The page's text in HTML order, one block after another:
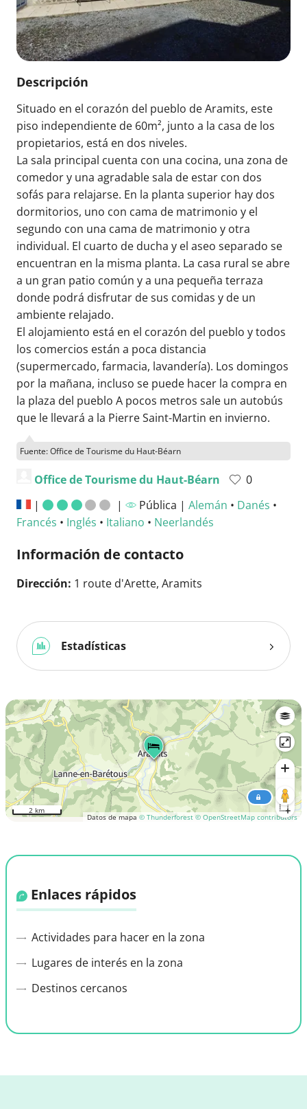
Descripción
Situado en el corazón del pueblo de Aramits, este
piso independiente de 60m², junto a la casa de los
propietarios, está en dos niveles.
La sala principal cuenta con una cocina, una zona de
comedor y una agradable sala de estar con dos
sofás para relajarse. En la planta superior hay dos
dormitorios, uno con cama de matrimonio y el
segundo con una cama de matrimonio y otra
individual. El cuarto de ducha y el aseo separado se
encuentran en la misma planta. La casa rural se abre
a un gran patio común y a una pequeña terraza
donde podrá disfrutar de sus comidas y de un
ambiente relajado.
El alojamiento está en el corazón del pueblo y todos
los comercios están a poca distancia
(supermercado, farmacia, lavandería). Los domingos
por la mañana, incluso se puede hacer la compra en
la plaza del pueblo A pocos metros sale un autobús
que le llevará a la Pierre Saint-Martin en invierno.
Fuente: Office de Tourisme du Haut-Béarn
Office de Tourisme du Haut-Béarn
0
|
| Pública | Alemán • Danés •
Francés • Inglés • Italiano • Neerlandés
Información de contacto
Dirección: 1 route d'Arette, Aramits
Estadísticas
Datos de mapa © Thunderforest © OpenStreetMap contributors
2 km
Enlaces rápidos
Actividades para hacer en la zona
Lugares de interés en la zona
Destinos cercanos